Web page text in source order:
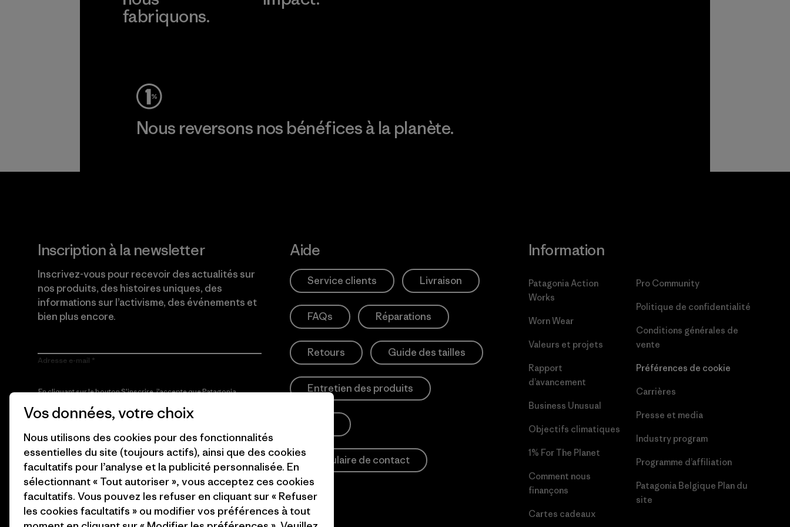
fabriquons.
Nous reversons nos bénéfices à la planète.
Inscription à la newsletter
Inscrivez-vous pour recevoir des actualités sur
nos produits, des histoires uniques, des
informations sur l’activisme, des événements et
bien plus encore.
Adresse e-mail
En cliquant sur le bouton S’inscrire, j’accepte que Patagonia
concernant les produits, les histoires originales, la
sensibilisation à l’activisme, les informations sur les événements
Patagonia.
S’inscrire
Aide
Service clients Livraison
FAQs Réparations
Retours Guide des tailles
Entretien des produits
Formulaire de contact
Information
Patagonia Action
Works
Worn Wear
Valeurs et projets
Rapport
d’avancement
Business Unusual
Objectifs climatiques
1% For The Planet
Comment nous
finançons
Cartes cadeaux
Pro Community
Politique de confidentialité
Conditions générales de
vente
Préférences de cookie
Carrières
Presse et media
Industry program
Programme d’affiliation
Patagonia Belgique Plan du
site
Vos données, votre choix
Nous utilisons des cookies pour des fonctionnalités
essentielles du site (toujours actifs), ainsi que des cookies
facultatifs pour l’analyse et la publicité personnalisée. En
sélectionnant « Tout autoriser », vous acceptez ces cookies
facultatifs. Vous pouvez les refuser en cliquant sur « Refuser
les cookies facultatifs » ou modifier vos préférences à tout